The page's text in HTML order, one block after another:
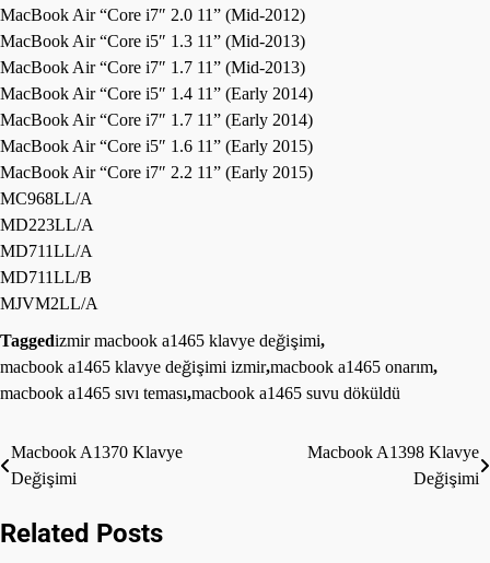
MacBook Air “Core i7″ 2.0 11” (Mid-2012)
MacBook Air “Core i5″ 1.3 11” (Mid-2013)
MacBook Air “Core i7″ 1.7 11” (Mid-2013)
MacBook Air “Core i5″ 1.4 11” (Early 2014)
MacBook Air “Core i7″ 1.7 11” (Early 2014)
MacBook Air “Core i5″ 1.6 11” (Early 2015)
MacBook Air “Core i7″ 2.2 11” (Early 2015)
MC968LL/A
MD223LL/A
MD711LL/A
MD711LL/B
MJVM2LL/A
Taggedizmir macbook a1465 klavye değişimi,
macbook a1465 klavye değişimi izmir,macbook a1465 onarım,
macbook a1465 sıvı teması,macbook a1465 suvu döküldü
Yazı
gezinmesi
Macbook A1370 Klavye
Değişimi
Macbook A1398 Klavye
Değişimi
Related Posts